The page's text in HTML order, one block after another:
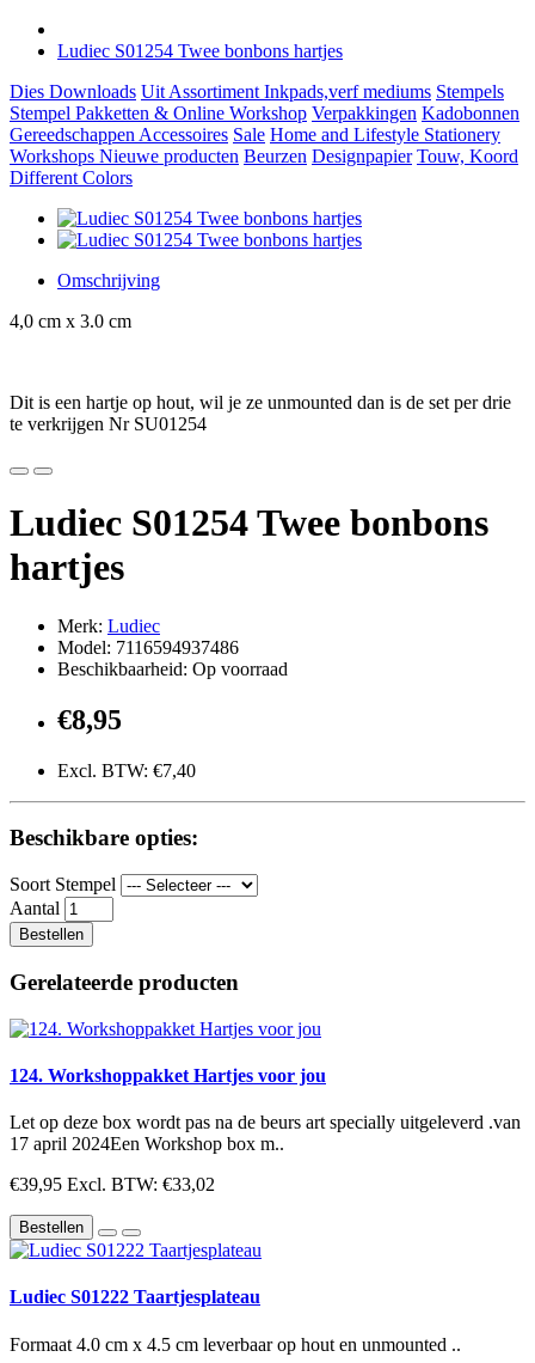
Ludiec S01254 Twee bonbons hartjes
Dies Downloads Uit Assortiment Inkpads,verf mediums Stempels
Stempel Pakketten & Online Workshop Verpakkingen Kadobonnen
Gereedschappen Accessoires Sale Home and Lifestyle Stationery
Workshops Nieuwe producten Beurzen Designpapier Touw, Koord
Different Colors
Omschrijving
4,0 cm x 3.0 cm
Dit is een hartje op hout, wil je ze unmounted dan is de set per drie
te verkrijgen Nr SU01254
Ludiec S01254 Twee bonbons
hartjes
Merk: Ludiec
Model: 7116594937486
Beschikbaarheid: Op voorraad
€8,95
Excl. BTW: €7,40
Beschikbare opties:
Soort Stempel
Aantal
Bestellen
Gerelateerde producten
124. Workshoppakket Hartjes voor jou
Let op deze box wordt pas na de beurs art specially uitgeleverd .van
17 april 2024Een Workshop box m..
€39,95 Excl. BTW: €33,02
Bestellen
Ludiec S01222 Taartjesplateau
Formaat 4.0 cm x 4.5 cm leverbaar op hout en unmounted ..